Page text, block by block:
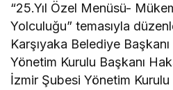
“25.Yıl Özel Menüsü-
Yolculuğu” temasıyla
Karşıyaka Belediye
Yönetim Kurulu Başkanı
İzmir Şubesi Yönetim